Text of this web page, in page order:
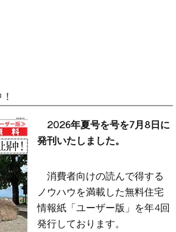
2026年夏号を号を7月8日に
発刊いたしました。
消費者向けの読んで得する
ノウハウを満載した無料住宅
情報紙「ユーザー版」を年4回
発行しております。